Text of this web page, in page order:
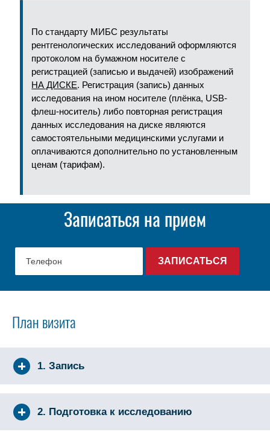
По стандарту МИБС результаты
рентгенологических исследований оформляются
протоколом на бумажном носителе с
регистрацией (записью и выдачей) изображений
НА ДИСКЕ. Регистрация (запись) данных
исследования на ином носителе (плёнка, USB-
флеш-носитель) либо повторная регистрация
данных исследования на диске являются
самостоятельными медицинскими услугами и
оплачиваются дополнительно по установленным
ценам (тарифам).
Записаться на прием
План визита
1. Запись
2. Подготовка к исследованию